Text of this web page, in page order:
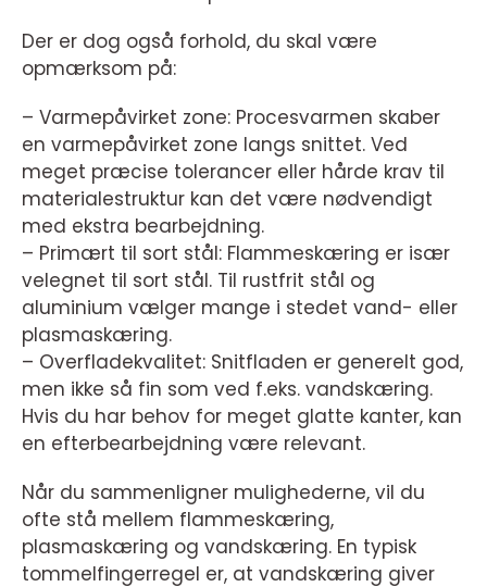
Der er dog også forhold, du skal være
opmærksom på:
– Varmepåvirket zone: Procesvarmen skaber
en varmepåvirket zone langs snittet. Ved
meget præcise tolerancer eller hårde krav til
materialestruktur kan det være nødvendigt
med ekstra bearbejdning.
– Primært til sort stål: Flammeskæring er især
velegnet til sort stål. Til rustfrit stål og
aluminium vælger mange i stedet vand- eller
plasmaskæring.
– Overfladekvalitet: Snitfladen er generelt god,
men ikke så fin som ved f.eks. vandskæring.
Hvis du har behov for meget glatte kanter, kan
en efterbearbejdning være relevant.
Når du sammenligner mulighederne, vil du
ofte stå mellem flammeskæring,
plasmaskæring og vandskæring. En typisk
tommelfingerregel er, at vandskæring giver